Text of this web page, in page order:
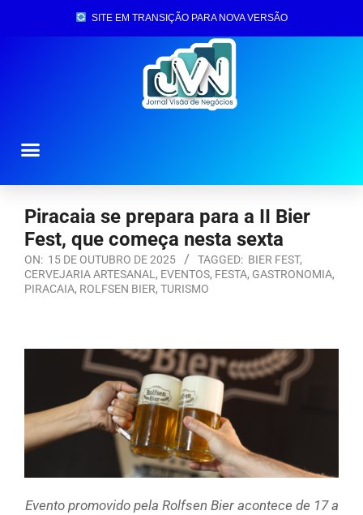
SITE EM TRANSIÇÃO PARA NOVA VERSÃO
Piracaia se prepara para a II Bier
Fest, que começa nesta sexta
ON: 15 DE OUTUBRO DE 2025 TAGGED: BIER FEST,
CERVEJARIA ARTESANAL , EVENTOS, FESTA, GASTRONOMIA,
PIRACAIA, ROLFSEN BIER, TURISMO
Evento promovido pela Rolfsen Bier acontece de 17 a